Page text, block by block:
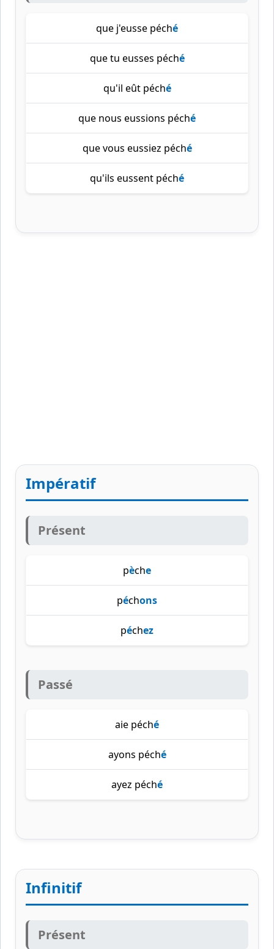
que j'eusse péché
que tu eusses péché
qu'il eût péché
que nous eussions péché
que vous eussiez péché
qu'ils eussent péché
Impératif
Présent
pèche
péchons
péchez
Passé
aie péché
ayons péché
ayez péché
Infinitif
Présent